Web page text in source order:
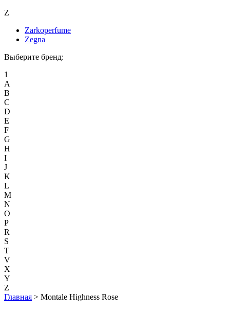
Z
Zarkoperfume
Zegna
Выберите бренд:
1
A
B
C
D
E
F
G
H
I
J
K
L
M
N
O
P
R
S
T
V
X
Y
Z
Главная > Montale Highness Rose